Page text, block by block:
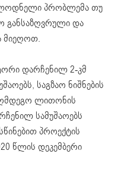
პრობლემა თუ
განსაზღვრული და
მიეღოთ.
დარჩენილ 2-კმ
საგზაო ნიშნების
ლითონის
სამუშაოებს
პროექტის
წლის დეკემბერი